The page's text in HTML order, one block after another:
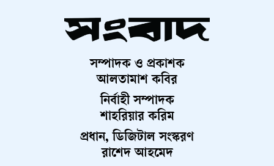
সম্পাদক ও প্রকাশক
আলতামাশ কবির
নির্বাহী সম্পাদক
শাহরিয়ার করিম
প্রধান, ডিজিটাল সংস্করণ
রাশেদ আহমেদ